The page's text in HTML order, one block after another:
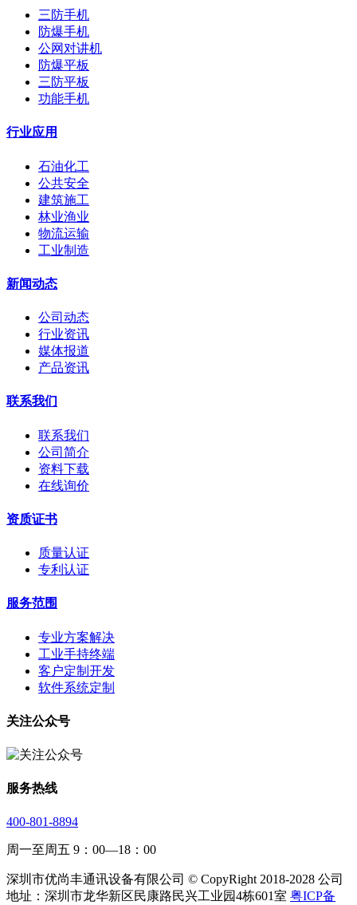
三防手机
防爆手机
公网对讲机
防爆平板
三防平板
功能手机
行业应用
石油化工
公共安全
建筑施工
林业渔业
物流运输
工业制造
新闻动态
公司动态
行业资讯
媒体报道
产品资讯
联系我们
联系我们
公司简介
资料下载
在线询价
资质证书
质量认证
专利认证
服务范围
专业方案解决
工业手持终端
客户定制开发
软件系统定制
关注公众号
服务热线
400-801-8894
周一至周五 9：00—18：00
深圳市优尚丰通讯设备有限公司 © CopyRight 2018-2028 公司
地址：深圳市龙华新区民康路民兴工业园4栋601室 粤ICP备